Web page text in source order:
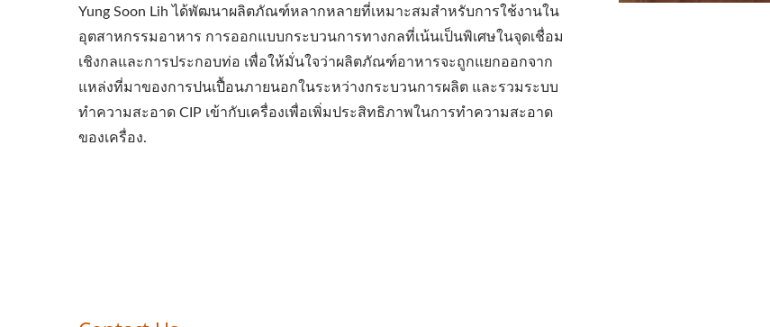
Yung Soon Lih ได้พัฒนาผลิตภัณฑ์หลากหลายที่เหมาะสมสำหรับการใช้งานใน
อุตสาหกรรมอาหาร การออกแบบกระบวนการทางกลที่เน้นเป็นพิเศษในจุดเชื่อม
เชิงกลและการประกอบท่อ เพื่อให้มั่นใจว่าผลิตภัณฑ์อาหารจะถูกแยกออกจาก
แหล่งที่มาของการปนเปื้อนภายนอกในระหว่างกระบวนการผลิต และรวมระบบ
ทำความสะอาด CIP เข้ากับเครื่องเพื่อเพิ่มประสิทธิภาพในการทำความสะอาด
ของเครื่อง.